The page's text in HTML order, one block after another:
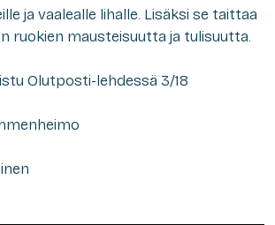
ja vaalealle lihalle. Lisäksi se taittaa
ruokien mausteisuutta ja tulisuutta.
Olutposti-lehdessä 3/18